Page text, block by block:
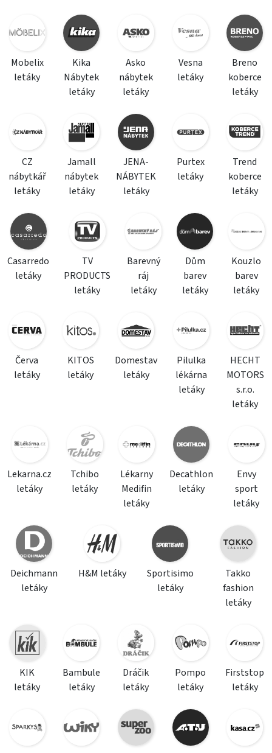
Mobelix
letáky
Kika
Nábytek
letáky
Asko
nábytek
letáky
Vesna
letáky
Breno
koberce
letáky
CZ
nábytkář
letáky
Jamall
nábytek
letáky
JENA-
NÁBYTEK
letáky
Purtex
letáky
Trend
koberce
letáky
Casarredo
letáky
TV
PRODUCTS
letáky
Barevný
ráj
letáky
Dům
barev
letáky
Kouzlo
barev
letáky
Červa
letáky
KITOS
letáky
Domestav
letáky
Pilulka
lékárna
letáky
HECHT
MOTORS
s.r.o.
letáky
Lekarna.cz
letáky
Tchibo
letáky
Lékarny
Medifin
letáky
Decathlon
letáky
Envy
sport
letáky
Deichmann
letáky
H&M letáky
Sportisimo
letáky
Takko
fashion
letáky
KIK
letáky
Bambule
letáky
Dráčik
letáky
Pompo
letáky
Firststop
letáky